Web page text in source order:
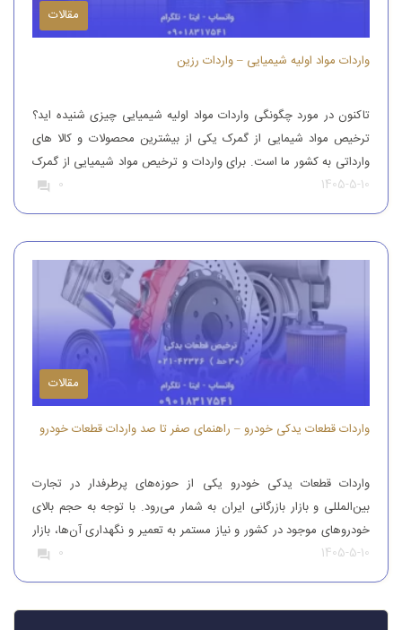
مقالات
واردات مواد اولیه شیمیایی – واردات رزین
تاکنون در مورد چگونگی واردات مواد اولیه شیمیایی چیزی شنیده اید؟
ترخیص مواد شیمایی از گمرک یکی از بیشترین محصولات و کالا های
وارداتی به کشور ما است. برای واردات و ترخیص مواد شیمیایی از گمرک
باید به افراد با تجربه رجوع کرد. افرادی که بتوانند مواد شیمیایی درجه
یک را وارد کنند. واردات و […]
1405-5-10
0
مقالات
واردات قطعات یدکی خودرو – راهنمای صفر تا صد واردات قطعات خودرو
واردات قطعات یدکی خودرو یکی از حوزه‌های پرطرفدار در تجارت
بین‌المللی و بازار بازرگانی ایران به شمار می‌رود. با توجه به حجم بالای
خودروهای موجود در کشور و نیاز مستمر به تعمیر و نگهداری آن‌ها، بازار
قطعات یدکی همواره از تقاضای قابل‌توجهی برخوردار بوده است. افرادی
که قصد واردات قطعات یدکی خودرو را دارند، باید […]
1405-5-10
0